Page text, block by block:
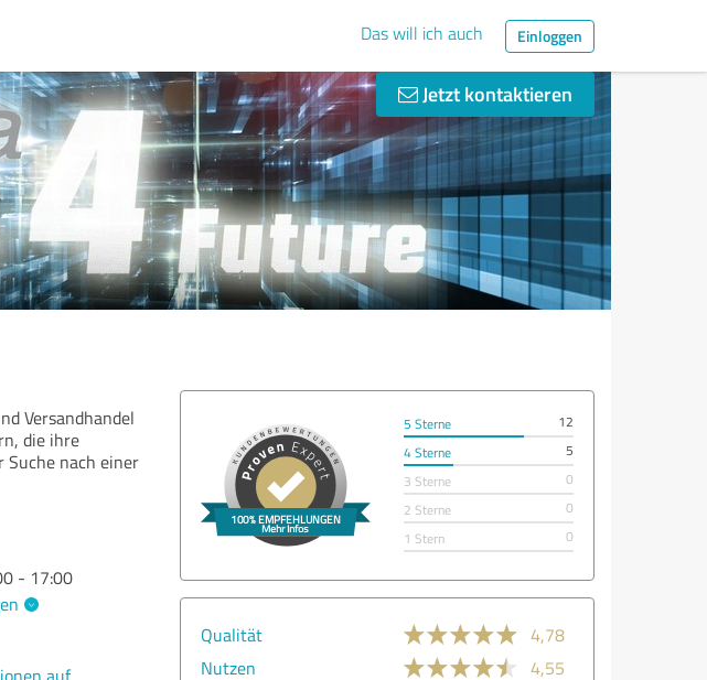
Das will ich auch Einloggen
Jetzt kontaktieren
Versandhandel
die ihre
Suche nach einer
- 17:00
auf
5 Sterne
12
4 Sterne
5
3 Sterne
0
2 Sterne
0
1 Stern
0
Qualität
4,78
Nutzen
4,55